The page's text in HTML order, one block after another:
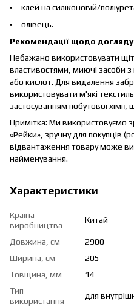
клей на силіконовій/
олівець.
Рекомендації щодо
Небажано використовувати
властивостями, миючі засоби
або кислот. Для видалення
використовувати м'які
застосуванням побутової
Примітка: Ми використовуємо
«Рейки», зручну для покупців
відвантаження товару може
найменування.
Характеристики
Країна
виробництва
Китай
Довжина, см
2900
Ширина, см
205
Товщина, мм
14
Тип
використання
для